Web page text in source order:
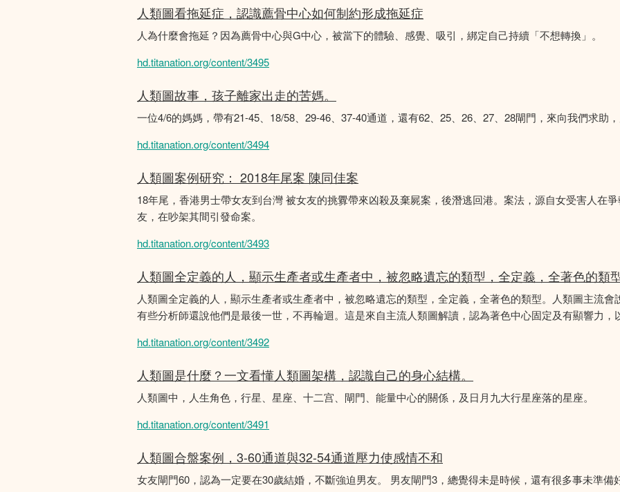
人類圖看拖延症，認識薦骨中心如何制約形成拖延症
人為什麼會拖延？因為薦骨中心與G中心，被當下的體驗、感覺、吸引，綁定自己持續「不想轉換」。
hd.titanation.org/content/3495
人類圖故事，孩子離家出走的苦媽。
一位4/6的媽媽，帶有21-45、18/58、29-46、37-40通道，還有62、25、26、27、28閘門，來向我們求助
hd.titanation.org/content/3494
人類圖案例研究： 2018年尾案 陳同佳案
18年尾，香港男士帶女友到台灣 被女友的挑釁帶來凶殺及棄屍案，後潛逃回港。案法，源自女受害人在
友，在吵架其間引發命案。
hd.titanation.org/content/3493
人類圖全定義的人，顯示生產者或生產者中，被忽略遺忘的類型，全定義，全著色的類
人類圖全定義的人，顯示生產者或生產者中，被忽略遺忘的類型，全定義，全著色的類型。人類圖主流
有些分析師還說他們是最後一世，不再輪迴。這是來自主流人類圖解讀，認為著色中心固定及有顯響力
hd.titanation.org/content/3492
人類圖是什麼？一文看懂人類圖架構，認識自己的身心結構。
人類圖中，人生角色，行星、星座、十二宫、閘門、能量中心的關係，及日月九大行星座落的星座。
hd.titanation.org/content/3491
人類圖合盤案例，3-60通道與32-54通道壓力使感情不和
女友閘門60，認為一定要在30歲結婚，不斷強迫男友。 男友閘門3，總覺得未是時候，還有很多事未準備